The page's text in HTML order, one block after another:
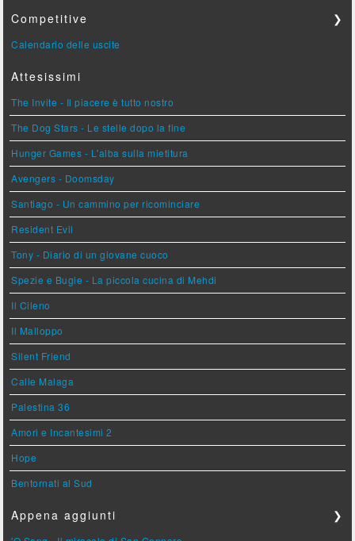
Competitive ❯
Calendario delle uscite
Attesissimi
The Invite - Il piacere è tutto nostro
The Dog Stars - Le stelle dopo la fine
Hunger Games - L'alba sulla mietitura
Avengers - Doomsday
Santiago - Un cammino per ricominciare
Resident Evil
Tony - Diario di un giovane cuoco
Spezie e Bugie - La piccola cucina di Mehdi
Il Cileno
Il Malloppo
Silent Friend
Calle Malaga
Palestina 36
Amori e Incantesimi 2
Hope
Bentornati al Sud
Appena aggiunti ❯